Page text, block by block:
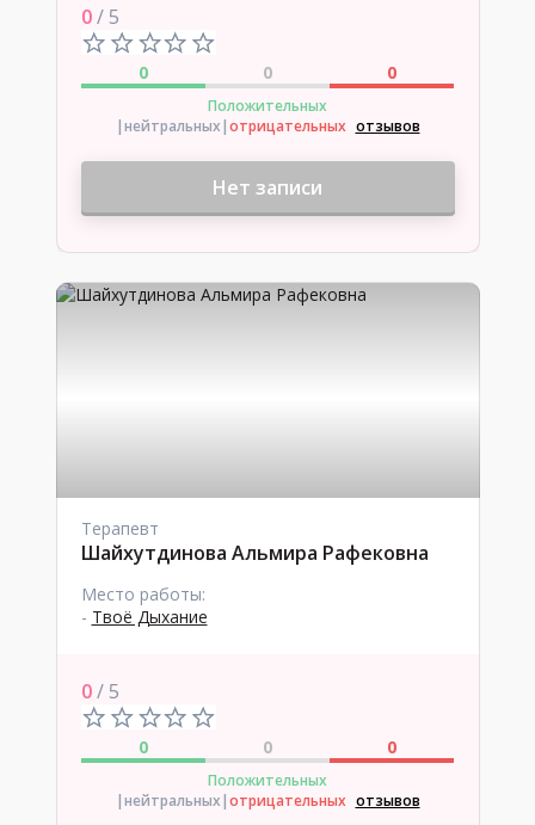
0/ 5
0 0 0
Положительных
|нейтральных|отрицательных отзывов
Нет записи
Терапевт
Шайхутдинова Альмира Рафековна
Место работы:
- Твоё Дыхание
0/ 5
0 0 0
Положительных
|нейтральных|отрицательных отзывов